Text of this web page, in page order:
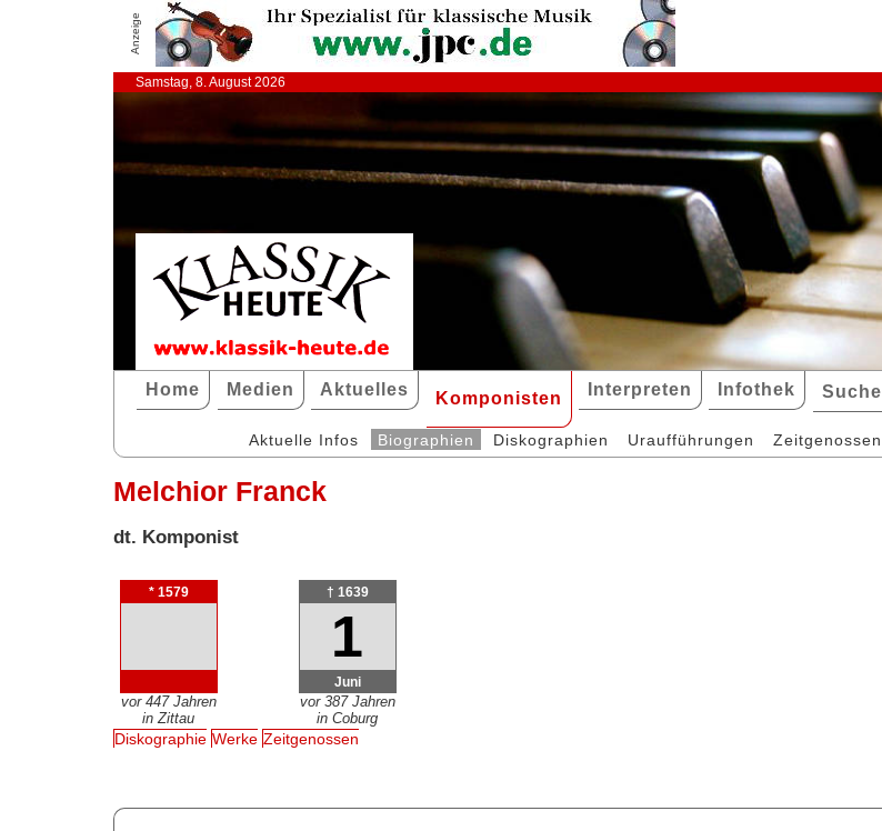
Anzeige
Samstag, 8. August 2026
Home Medien Aktuelles Komponisten Interpreten Infothek Suche
Aktuelle Infos Biographien Diskographien Uraufführungen Zeitgenossen
Melchior Franck
dt. Komponist
* 1579
vor 447 Jahren
in Zittau
† 1639
1
Juni
vor 387 Jahren
in Coburg
Diskographie Werke Zeitgenossen